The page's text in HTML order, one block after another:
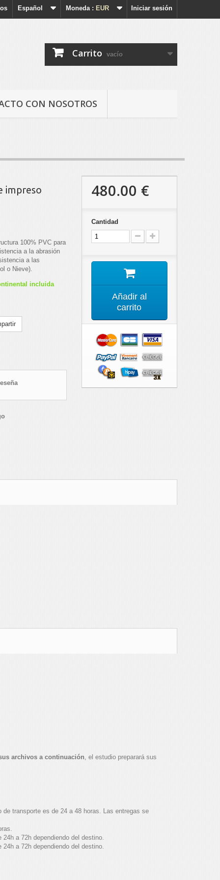
Iniciar sesión
Moneda : EUR
Español
Carrito vacío
CON NOSOTROS
impreso
100% PVC para
a la abrasión
a las
o Nieve).
incluida
480.00 €
Cantidad
Añadir al
carrito
archivos a continuación, el estudio preparará sus
transporte es de 24 a 48 horas. Las entregas se
a 72h dependiendo del destino.
a 72h dependiendo del destino.